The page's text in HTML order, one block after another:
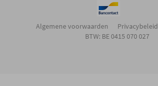
Algemene voorwaarden Privacybeleid
BTW: BE 0415 070 027